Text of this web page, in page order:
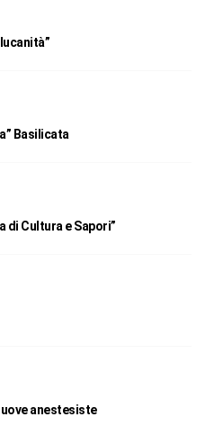
Basilicata
di Cultura e Sapori”
anestesiste